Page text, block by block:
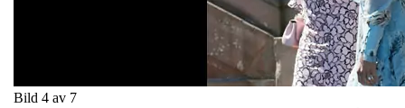
Bild 4 av 7